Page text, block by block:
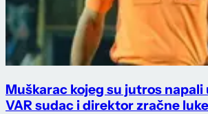
Muškarac kojeg su jutros napali
VAR sudac i direktor zračne luke